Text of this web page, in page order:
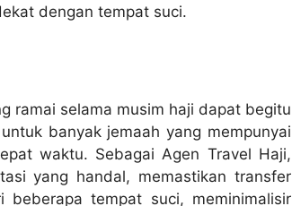
dengan tempat suci.
ramai selama musim haji dapat begitu
banyak jemaah yang mempunyai
waktu. Sebagai Agen Travel Haji,
yang handal, memastikan transfer
tempat suci, meminimalisir